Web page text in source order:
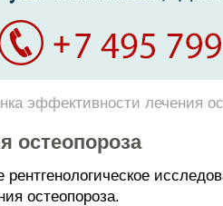
эффективности лечения
остеопороза
остеопороза.